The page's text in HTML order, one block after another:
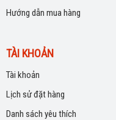
Hướng dẫn mua hàng
TÀI KHOẢN
Tài khoản
Lịch sử đặt hàng
Danh sách yêu thích